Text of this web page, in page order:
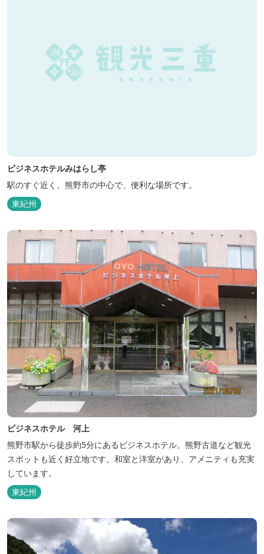
ビジネスホテルみはらし亭
駅のすぐ近く、熊野市の中心で、便利な場所です。
東紀州
ビジネスホテル 河上
熊野市駅から徒歩約5分にあるビジネスホテル。熊野古道など観光
スポットも近く好立地です。和室と洋室があり、アメニティも充実
しています。
東紀州